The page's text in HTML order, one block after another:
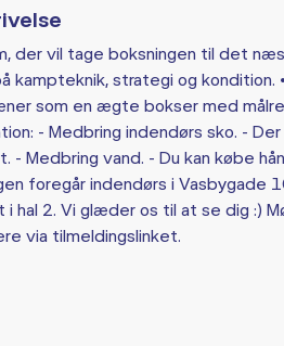
der vil tage boksningen til det
kampteknik, strategi og
som en ægte bokser med
- Medbring indendørs sko. -
- Medbring vand. - Du kan købe
foregår indendørs i Vasbygade
i hal 2. Vi glæder os til at se dig :)
via tilmeldingslinket.